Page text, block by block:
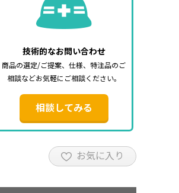
技術的なお問い合わせ
商品の選定/ご提案、仕様、特注品のご
相談などお気軽にご相談ください。
相談してみる
お気に入り